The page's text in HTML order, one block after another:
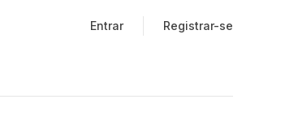
Entrar Registrar-se